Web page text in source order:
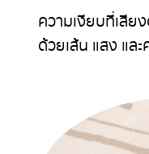
ความเงียบที่เสีย
ด้วยเส้น แสง แล